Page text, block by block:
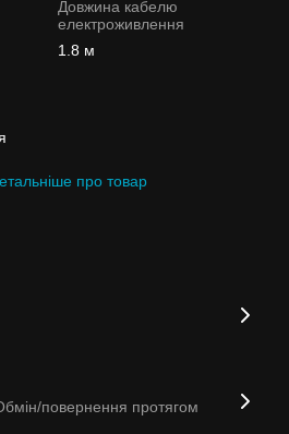
Довжина кабелю
електроживлення
1.8 м
про товар
повернення протягом